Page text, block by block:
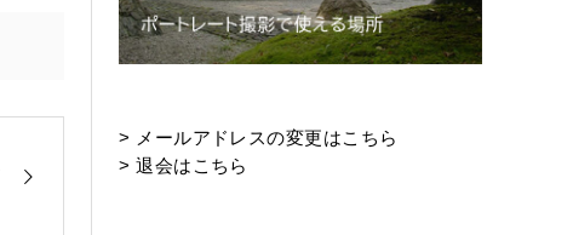
>
メールアドレスの変更はこちら
>退会はこちら